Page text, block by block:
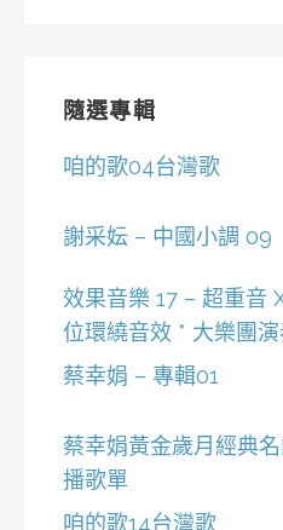
隨選專輯
咱的歌04台灣歌
謝采妘 – 中國小調 09
效果音樂 17 – 超重音
位環繞音效 * 大樂團
蔡幸娟 – 專輯01
蔡幸娟黃金歲月經典
播歌單
咱的歌14台灣歌